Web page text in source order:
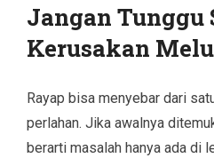
Jangan Tunggu
Kerusakan
Rayap bisa menyebar dari
perlahan. Jika awalnya
berarti masalah hanya ada di